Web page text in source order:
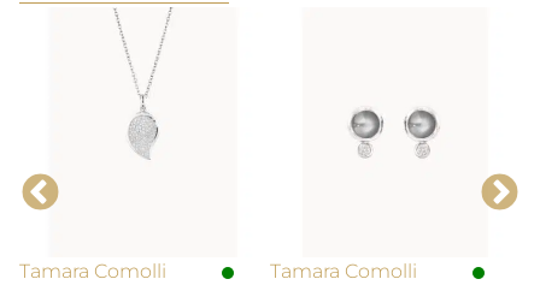
Tamara Comolli
Tamara Comolli